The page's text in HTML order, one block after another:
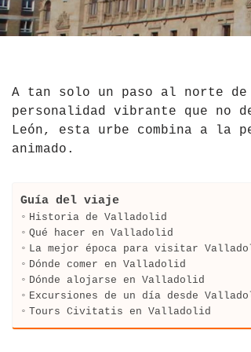
El Salvador
Hawái
México
Paraguay
Perú
República Dominicana
Venezuela
Jordania
La India
Madagascar
Maldivas
Mongolia
Nepal
Qatar
Croacia
Escocia
Eslovenia
Finlandia
Francia
Grecia
Hungría
A tan solo un paso al norte
personalidad vibrante que no
León, esta urbe combina a la
animado.
Guía del viaje
Historia de Valladolid
Qué hacer en Valladolid
La mejor época para visitar
Dónde comer en Valladolid
Dónde alojarse en Valladolid
Excursiones de un día desde
Tours Civitatis en Valladolid